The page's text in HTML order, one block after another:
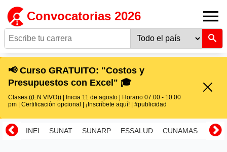
Convocatorias 2026
📢 Curso GRATUITO: "Costos y
Presupuestos con Excel" 🎓
Clases ((EN VIVO)) | Inicia 11 de agosto | Horario 07:00 - 10:00
pm | Certificación opcional | ¡Inscríbete aquí! | #publicidad
INEI SUNAT SUNARP ESSALUD CUNAMAS